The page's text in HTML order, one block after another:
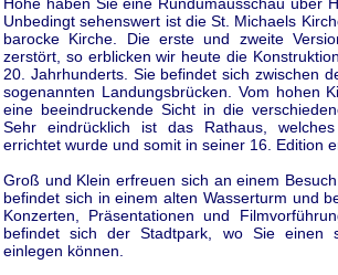
Unbedingt sehenswert ist die St. Michaels
barocke Kirche. Die erste und zweite
zerstört, so erblicken wir heute die
20. Jahrhunderts. Sie befindet sich zwischen
sogenannten Landungsbrücken. Vom hohen
eine beeindruckende Sicht in die
Sehr eindrücklich ist das Rathaus,
errichtet wurde und somit in seiner 16. Edition
Groß und Klein erfreuen sich an einem
befindet sich in einem alten Wasserturm und
Konzerten, Präsentationen und
befindet sich der Stadtpark, wo Sie einen
einlegen können.